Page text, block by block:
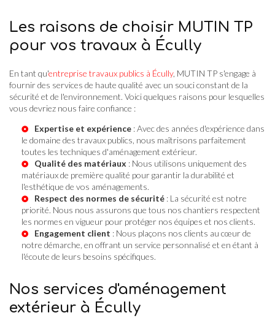
Les raisons de choisir MUTIN TP
pour vos travaux à Écully
En tant qu'entreprise travaux publics à Écully, MUTIN TP s'engage à
fournir des services de haute qualité avec un souci constant de la
sécurité et de l'environnement. Voici quelques raisons pour lesquelles
vous devriez nous faire confiance :
Expertise et expérience : Avec des années d'expérience dans
le domaine des travaux publics, nous maîtrisons parfaitement
toutes les techniques d'aménagement extérieur.
Qualité des matériaux : Nous utilisons uniquement des
matériaux de première qualité pour garantir la durabilité et
l'esthétique de vos aménagements.
Respect des normes de sécurité : La sécurité est notre
priorité. Nous nous assurons que tous nos chantiers respectent
les normes en vigueur pour protéger nos équipes et nos clients.
Engagement client : Nous plaçons nos clients au cœur de
notre démarche, en offrant un service personnalisé et en étant à
l'écoute de leurs besoins spécifiques.
Nos services d'aménagement
extérieur à Écully